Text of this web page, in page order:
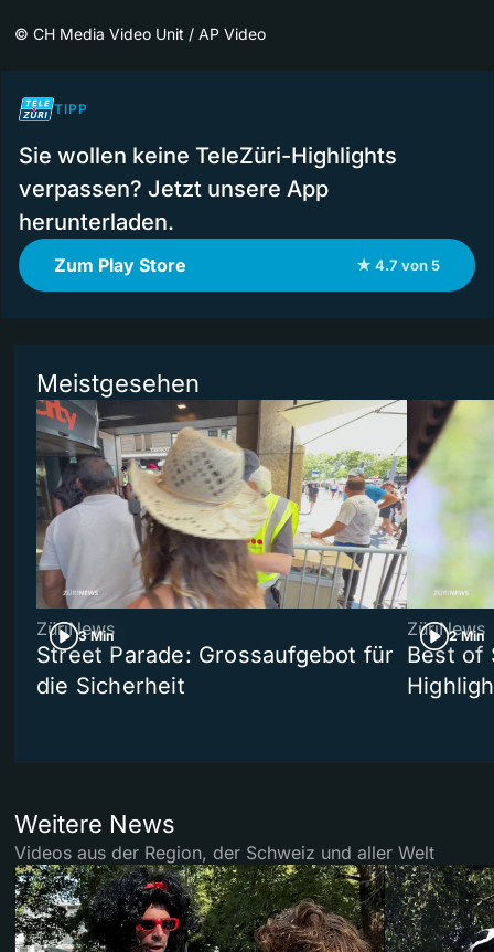
© CH Media Video Unit / AP Video
TIPP
Sie wollen keine TeleZüri-Highlights
verpassen? Jetzt unsere App
herunterladen.
Zum Play Store ★ 4.7 von 5
Meistgesehen
3 Min
ZüriNews
Street Parade: Grossaufgebot für
die Sicherheit
2 Min
ZüriNews
Best of
Weitere News
Videos aus der Region, der Schweiz und aller Welt